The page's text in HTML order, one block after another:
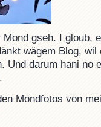
gseh. I gloub,
wägem Blog, wil
Und darum hani no
Mondfotos von